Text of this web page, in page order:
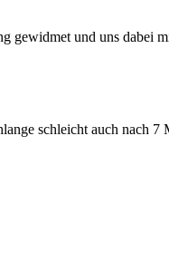
gewidmet und uns dabei
schleicht auch nach 7